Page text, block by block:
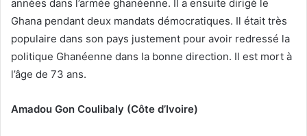
années dans l’armée ghanéenne. Il a ensuite dirigé le
Ghana pendant deux mandats démocratiques. Il était très
populaire dans son pays justement pour avoir redressé la
politique Ghanéenne dans la bonne direction. Il est mort à
l’âge de 73 ans.
Amadou Gon Coulibaly (Côte d’Ivoire)